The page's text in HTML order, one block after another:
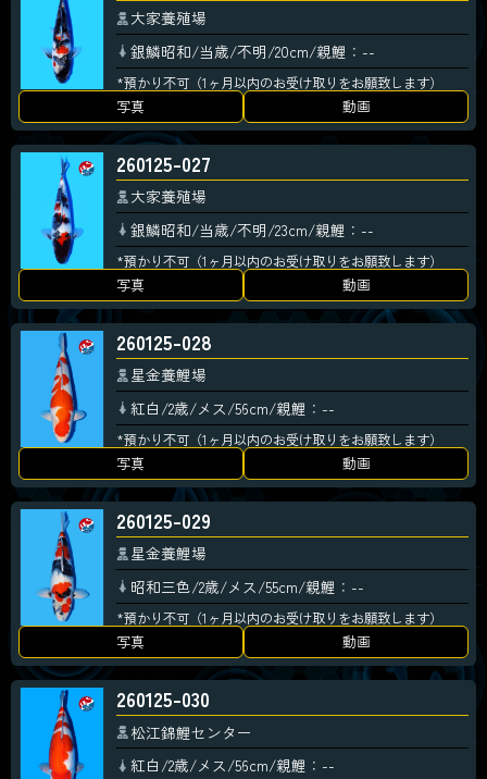
大家養殖場
銀鱗昭和/当歳/不明/20cm/親鯉：--
*預かり不可（1ヶ月以内のお受け取りをお願致します）
写真 動画
260125-027
大家養殖場
銀鱗昭和/当歳/不明/23cm/親鯉：--
*預かり不可（1ヶ月以内のお受け取りをお願致します）
写真 動画
260125-028
星金養鯉場
紅白/2歳/メス/56cm/親鯉：--
*預かり不可（1ヶ月以内のお受け取りをお願致します）
写真 動画
260125-029
星金養鯉場
昭和三色/2歳/メス/55cm/親鯉：--
*預かり不可（1ヶ月以内のお受け取りをお願致します）
写真 動画
260125-030
松江錦鯉センター
紅白/2歳/メス/56cm/親鯉：--